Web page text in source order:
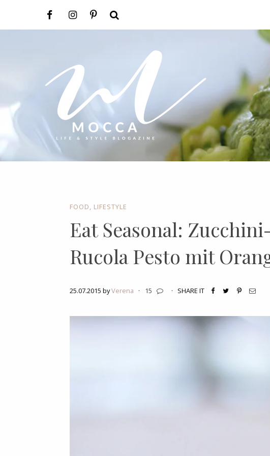
FOOD LIFESTYLE
Eat Seasonal:
Rucola Pesto mit
25.07.2015 byVerena · 15 · SHARE IT